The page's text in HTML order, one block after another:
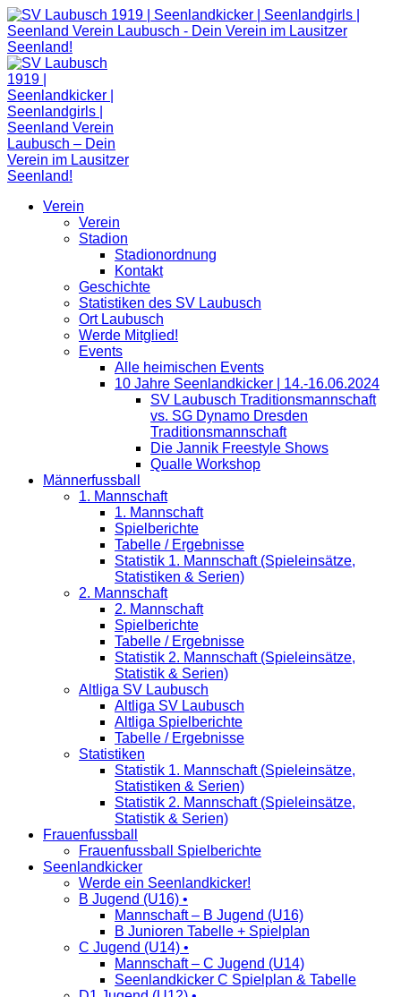
Zum
Inhalt
springen
Verein
Verein
Stadion
Stadionordnung
Kontakt
Geschichte
Statistiken des SV Laubusch
Ort Laubusch
Werde Mitglied!
Events
Alle heimischen Events
10 Jahre Seenlandkicker | 14.-16.06.2024
SV Laubusch Traditionsmannschaft
vs. SG Dynamo Dresden
Traditionsmannschaft
Die Jannik Freestyle Shows
Qualle Workshop
Männerfussball
1. Mannschaft
1. Mannschaft
Spielberichte
Tabelle / Ergebnisse
Statistik 1. Mannschaft (Spieleinsätze,
Statistiken & Serien)
2. Mannschaft
2. Mannschaft
Spielberichte
Tabelle / Ergebnisse
Statistik 2. Mannschaft (Spieleinsätze,
Statistik & Serien)
Altliga SV Laubusch
Altliga SV Laubusch
Altliga Spielberichte
Tabelle / Ergebnisse
Statistiken
Statistik 1. Mannschaft (Spieleinsätze,
Statistiken & Serien)
Statistik 2. Mannschaft (Spieleinsätze,
Statistik & Serien)
Frauenfussball
Frauenfussball Spielberichte
Seenlandkicker
Werde ein Seenlandkicker!
B Jugend (U16) •
Mannschaft – B Jugend (U16)
B Junioren Tabelle + Spielplan
C Jugend (U14) •
Mannschaft – C Jugend (U14)
Seenlandkicker C Spielplan & Tabelle